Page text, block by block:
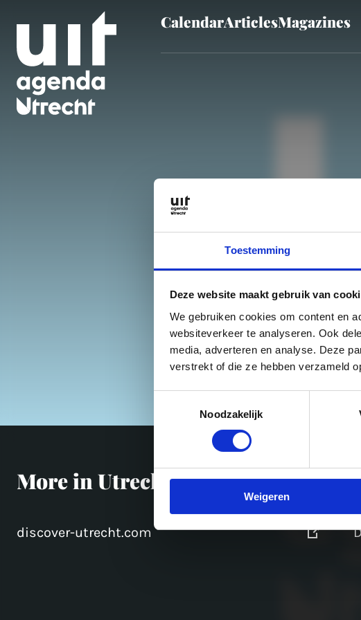
Toestemming
Deze website maakt gebruik van
We gebruiken cookies om content en
websiteverkeer te analyseren. Ook
media, adverteren en analyse. Deze
verstrekt of die ze hebben verzameld
Noodzakelijk
Weigeren
Skip to main content CalendarArticlesMagazines
Opera
More in Utrecht
discover-utrecht.com